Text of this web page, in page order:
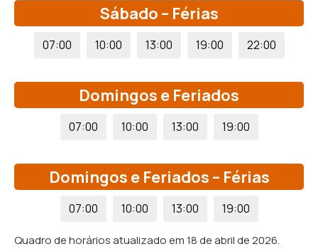
Sábado – Férias
07:00 10:00 13:00 19:00 22:00
Domingos e Feriados
07:00 10:00 13:00 19:00
Domingos e Feriados – Férias
07:00 10:00 13:00 19:00
Quadro de horários atualizado em 18 de abril de 2026.